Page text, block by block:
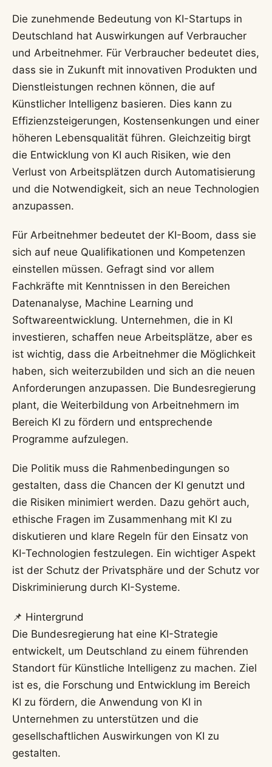
Die zunehmende Bedeutung von KI-Startups in
Deutschland hat Auswirkungen auf Verbraucher
und Arbeitnehmer. Für Verbraucher bedeutet dies,
dass sie in Zukunft mit innovativen Produkten und
Dienstleistungen rechnen können, die auf
Künstlicher Intelligenz basieren. Dies kann zu
Effizienzsteigerungen, Kostensenkungen und einer
höheren Lebensqualität führen. Gleichzeitig birgt
die Entwicklung von KI auch Risiken, wie den
Verlust von Arbeitsplätzen durch Automatisierung
und die Notwendigkeit, sich an neue Technologien
anzupassen.
Für Arbeitnehmer bedeutet der KI-Boom, dass sie
sich auf neue Qualifikationen und Kompetenzen
einstellen müssen. Gefragt sind vor allem
Fachkräfte mit Kenntnissen in den Bereichen
Datenanalyse, Machine Learning und
Softwareentwicklung. Unternehmen, die in KI
investieren, schaffen neue Arbeitsplätze, aber es
ist wichtig, dass die Arbeitnehmer die Möglichkeit
haben, sich weiterzubilden und sich an die neuen
Anforderungen anzupassen. Die Bundesregierung
plant, die Weiterbildung von Arbeitnehmern im
Bereich KI zu fördern und entsprechende
Programme aufzulegen.
Die Politik muss die Rahmenbedingungen so
gestalten, dass die Chancen der KI genutzt und
die Risiken minimiert werden. Dazu gehört auch,
ethische Fragen im Zusammenhang mit KI zu
diskutieren und klare Regeln für den Einsatz von
KI-Technologien festzulegen. Ein wichtiger Aspekt
ist der Schutz der Privatsphäre und der Schutz vor
Diskriminierung durch KI-Systeme.
📌 Hintergrund
Die Bundesregierung hat eine KI-Strategie
entwickelt, um Deutschland zu einem führenden
Standort für Künstliche Intelligenz zu machen. Ziel
ist es, die Forschung und Entwicklung im Bereich
KI zu fördern, die Anwendung von KI in
Unternehmen zu unterstützen und die
gesellschaftlichen Auswirkungen von KI zu
gestalten.